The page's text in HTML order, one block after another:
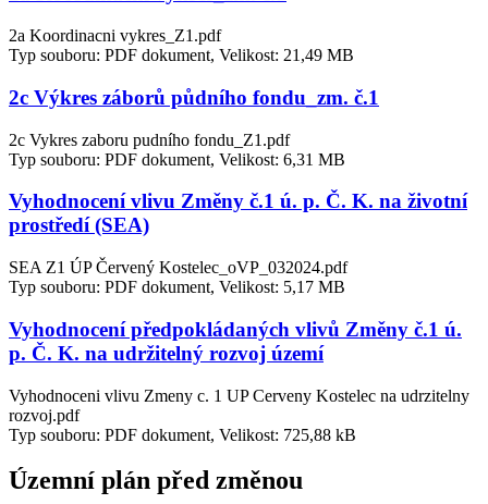
2a Koordinacni vykres_Z1.pdf
Typ souboru: PDF dokument, Velikost: 21,49 MB
2c Výkres záborů půdního fondu_zm. č.1
2c Vykres zaboru pudního fondu_Z1.pdf
Typ souboru: PDF dokument, Velikost: 6,31 MB
Vyhodnocení vlivu Změny č.1 ú. p. Č. K. na životní
prostředí (SEA)
SEA Z1 ÚP Červený Kostelec_oVP_032024.pdf
Typ souboru: PDF dokument, Velikost: 5,17 MB
Vyhodnocení předpokládaných vlivů Změny č.1 ú.
p. Č. K. na udržitelný rozvoj území
Vyhodnoceni vlivu Zmeny c. 1 UP Cerveny Kostelec na udrzitelny
rozvoj.pdf
Typ souboru: PDF dokument, Velikost: 725,88 kB
Územní plán před změnou